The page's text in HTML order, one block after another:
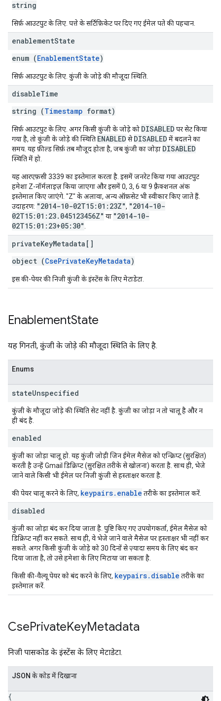
string
सिर्फ़ आउटपुट के लिए. पत्ते के सर्टिफ़िकेट पर दिए गए ईमेल पते की पहचान.
enablementState
enum (EnablementState)
सिर्फ़ आउटपुट के लिए. कुंजी के जोड़े की मौजूदा स्थिति.
disableTime
string (Timestamp format)
सिर्फ़ आउटपुट के लिए. अगर किसी कुंजी के जोड़े को DISABLED पर सेट किया
गया है, तो कुंजी के जोड़े की स्थिति ENABLED सेDISABLED में बदलने का
समय. यह फ़ील्ड सिर्फ़ तब मौजूद होता है, जब कुंजी का जोड़ा DISABLED
स्थिति में हो.
यह आरएफ़सी 3339 का इस्तेमाल करता है. इसमें जनरेट किया गया आउटपुट
हमेशा Z-नॉर्मलाइज़ किया जाएगा और इसमें 0, 3, 6 या 9 फ़्रैक्शनल अंक
इस्तेमाल किए जाएंगे. "Z" के अलावा, अन्य ऑफ़सेट भी स्वीकार किए जाते हैं.
उदाहरण: "2014-10-02T15:01:23Z", "2014-10-
02T15:01:23.045123456Z" या "2014-10-
02T15:01:23+05:30"
privateKeyMetadata[]
object (CsePrivateKeyMetadata)
इस की-पेयर की निजी कुंजी के इंस्टेंस के लिए मेटाडेटा.
EnablementState
यह गिनती, कुंजी के जोड़े की मौजूदा स्थिति के लिए है.
Enums
stateUnspecified
कुंजी के मौजूदा जोड़े की स्थिति सेट नहीं है. कुंजी का जोड़ा न तो चालू है और न
ही बंद है.
enabled
कुंजी का जोड़ा चालू हो. यह कुंजी जोड़ी जिन ईमेल मैसेज को एन्क्रिप्ट (सुरक्षित)
करती है उन्हें Gmail डिक्रिप्ट (सुरक्षित तरीके से खोलना) करता है. साथ ही, भेजे
जाने वाले किसी भी ईमेल पर निजी कुंजी से हस्ताक्षर करता है.
की पेयर चालू करने के लिए, keypairs.enable तरीके का इस्तेमाल करें.
disabled
कुंजी का जोड़ा बंद कर दिया जाता है. पुष्टि किए गए उपयोगकर्ता, ईमेल मैसेज को
डिक्रिप्ट नहीं कर सकते. साथ ही, वे भेजे जाने वाले मैसेज पर हस्ताक्षर भी नहीं कर
सकते. अगर किसी कुंजी के जोड़े को 30 दिनों से ज़्यादा समय के लिए बंद कर
दिया जाता है, तो उसे हमेशा के लिए मिटाया जा सकता है.
किसी की-वैल्यू पेयर को बंद करने के लिए, keypairs.disable तरीके का
इस्तेमाल करें.
CsePrivateKeyMetadata
निजी पासकोड के इंस्टेंस के लिए मेटाडेटा.
JSON के काेड में दिखाना
{